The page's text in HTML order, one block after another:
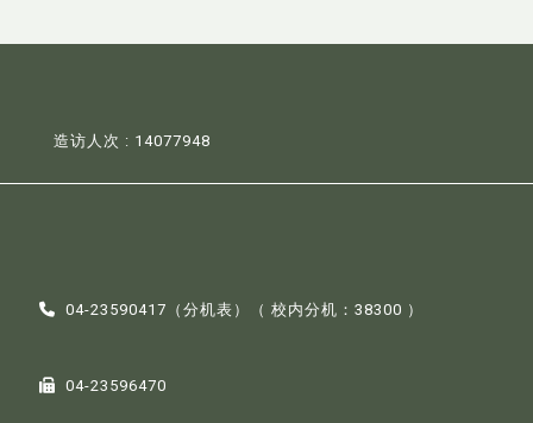
造访人次 : 14077948
04-23590417（分机表 ）（ 校内分机：38300 ）
04-23596470